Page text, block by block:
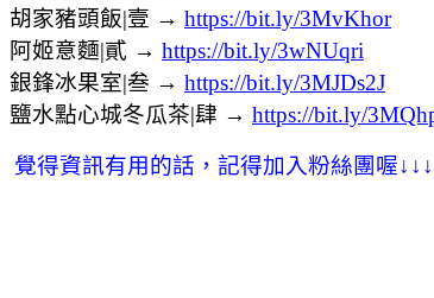
胡家豬頭飯|壹 → https://bit.ly/3MvKhor
阿姬意麵|貳 → https://bit.ly/3wNUqri
銀鋒冰果室|叁 → https://bit.ly/3MJDs2J
鹽水點心城冬瓜茶|肆 → https://bit.ly/
覺得資訊有用的話，記得加入粉絲團喔↓ ↓ ↓